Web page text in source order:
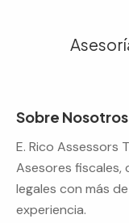
Sobre Nosotros
E. Rico Assessors
Asesores fiscales,
legales con más
experiencia.